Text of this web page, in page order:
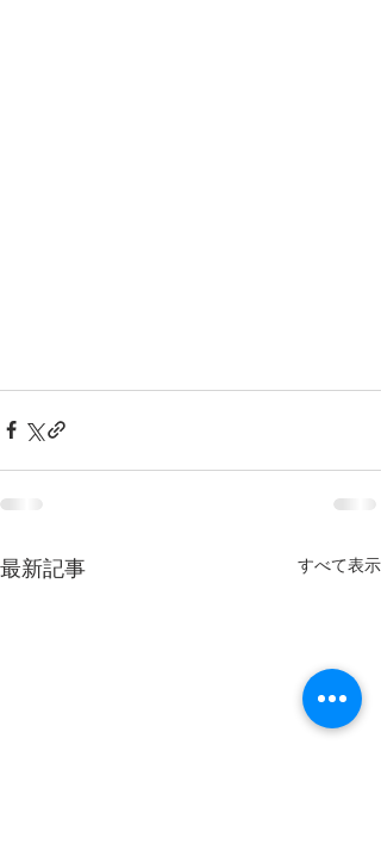
最新記事 すべて表示